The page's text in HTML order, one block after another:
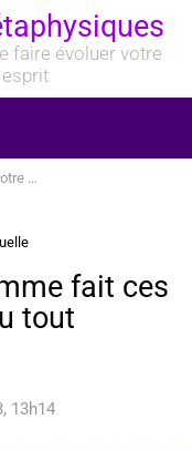
faire évoluer votre
en lui
fait ces
tout
13h14